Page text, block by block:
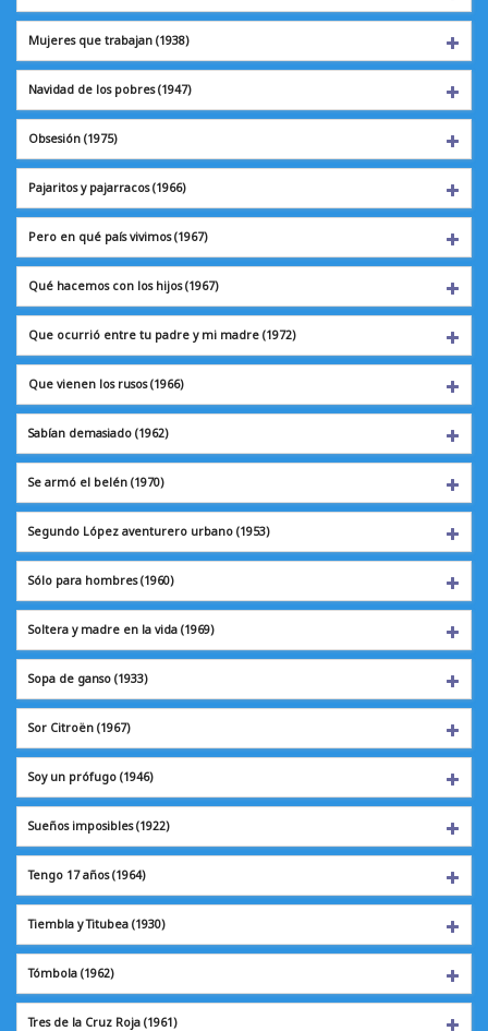
Mujeres que trabajan (1938)
Navidad de los pobres (1947)
Obsesión (1975)
Pajaritos y pajarracos (1966)
Pero en qué país vivimos (1967)
Qué hacemos con los hijos (1967)
Que ocurrió entre tu padre y mi madre (1972)
Que vienen los rusos (1966)
Sabían demasiado (1962)
Se armó el belén (1970)
Segundo López aventurero urbano (1953)
Sólo para hombres(1960)
Soltera y madre en la vida (1969)
Sopa de ganso (1933)
Sor Citroën (1967)
Soy un prófugo (1946)
Sueños imposibles(1922)
Tengo 17 años(1964)
Tiembla y Titubea (1930)
Tómbola (1962)
Tres de la Cruz Roja (1961)